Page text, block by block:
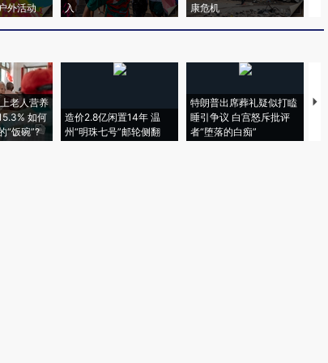
外活动
入
康危机
老人营养
如何
“饭碗”?
造价2.8亿闲置14年 温
州“明珠七号”邮轮侧翻
特朗普出席葬礼疑似打瞌
睡引争议 白宫怒斥批评
者“堕落的白痴”
视